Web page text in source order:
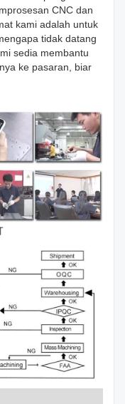
CNC dan
kami adalah untuk
tidak datang
sedia membantu
ke pasaran, biar